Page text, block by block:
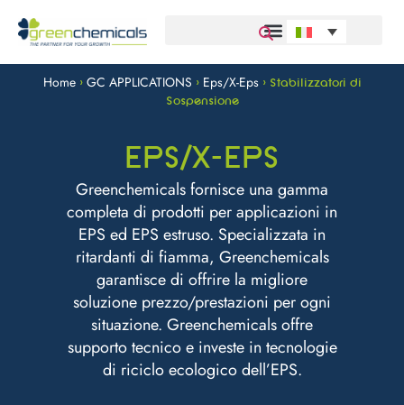
Home> GC APPLICATIONS > Eps/X-Eps> Stabilizzatori di
Sospensione
EPS/X-EPS
Greenchemicals fornisce una gamma
completa di prodotti per applicazioni in
EPS ed EPS estruso. Specializzata in
ritardanti di fiamma, Greenchemicals
garantisce di offrire la migliore
soluzione prezzo/prestazioni per ogni
situazione. Greenchemicals offre
supporto tecnico e investe in tecnologie
di riciclo ecologico dell’EPS.